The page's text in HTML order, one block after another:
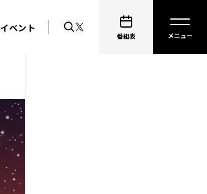
イベント
番組表